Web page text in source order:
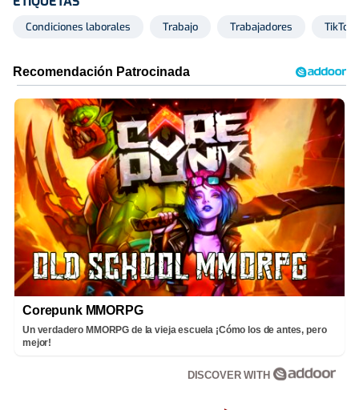
Condiciones laborales Trabajo Trabajadores TikTok
Corepunk MMORPG
Un verdadero MMORPG de la vieja escuela ¡Cómo los de antes, pero
mejor!
DISCOVER WITH